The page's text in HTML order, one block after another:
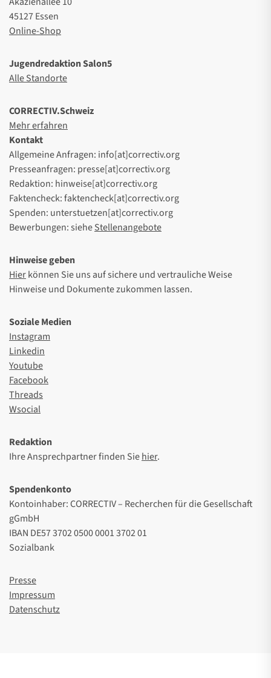
45127 Essen
Online-Shop
Jugendredaktion Salon5
Alle Standorte
CORRECTIV.Schweiz
Mehr erfahren
Kontakt
Allgemeine Anfragen: info[at]correctiv.org
Presseanfragen: presse[at]correctiv.org
Redaktion: hinweise[at]correctiv.org
Faktencheck: faktencheck[at]correctiv.org
Spenden: unterstuetzen[at]correctiv.org
Bewerbungen: sieheStellenangebote
Hinweise geben
Hierkönnen Sie uns auf sichere und vertrauliche Weise
Hinweise und Dokumente zukommen lassen.
Soziale Medien
Instagram
Linkedin
Youtube
Facebook
Threads
Wsocial
Redaktion
Ihre Ansprechpartner finden Siehier.
Spendenkonto
Kontoinhaber: CORRECTIV – Recherchen für die Gesellschaft
gGmbH
IBAN DE57 3702 0500 0001 3702 01
Sozialbank
Presse
Impressum
Datenschutz